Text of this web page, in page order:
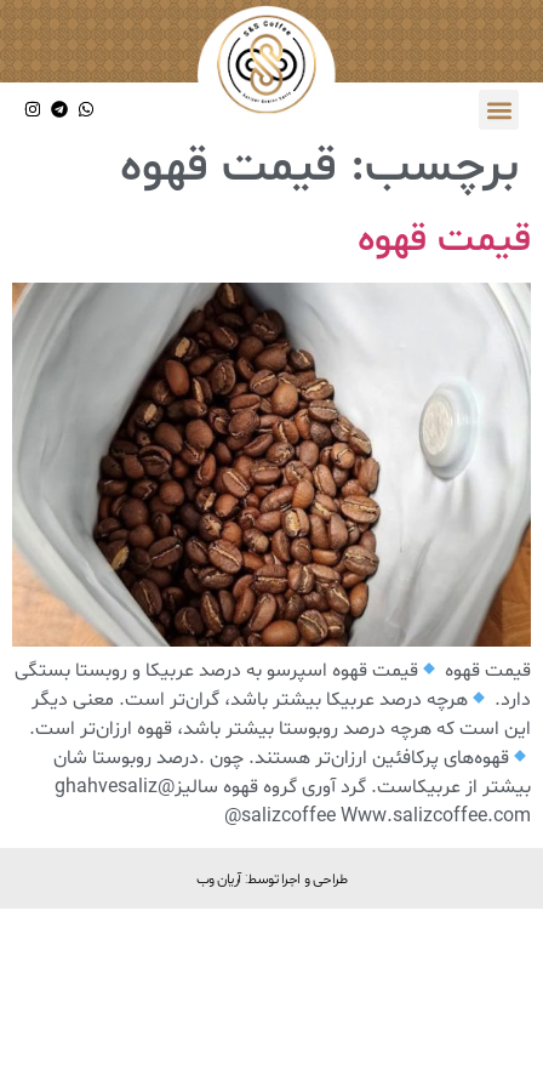
برچسب: قیمت قهوه
قیمت قهوه
قیمت قهوه
قیمت قهوه اسپرسو به درصد عربیکا و روبستا بستگی
دارد.
هرچه درصد عربیکا بیشتر باشد، گران‌تر است. معنی دیگر
این است که هرچه درصد روبوستا بیشتر باشد، قهوه ارزان‌تر است.
قهوه‌های پرکافئین ارزان‌تر هستند. چون .درصد روبوستا شان
بیشتر از عربیکاست. گرد آوری گروه قهوه سالیز@ghahvesaliz
@salizcoffee Www.salizcoffee.com
طراحی و اجرا توسط: آریان وب